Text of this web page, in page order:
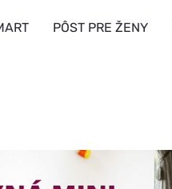
PÔST PRE ŽENY